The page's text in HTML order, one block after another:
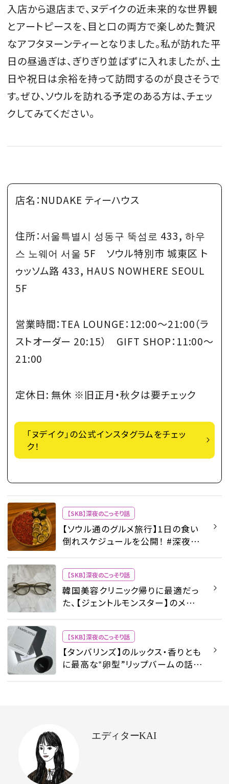
入店から退店まで、ヌデイクの近未来的な世界観
とアートピースを、目と口の両方で楽しめた贅沢
なアフタヌーンティーとなりました。私が訪れた平
日の昼過ぎは、ぎりぎり並ばずに入れましたが、土
日や祝日は余裕を持って訪問するのが良さそうで
す。ぜひ、ソウルを訪れる予定のある方は、チェッ
クしてみてください。
店名：NUDAKE ティーハウス
住所：서울특별시 성동구 뚝섬로 433, 하우
스 노웨어 서울 5F ソウル特別市 城東区 ト
ゥッソム路 433, HAUS NOWHERE SEOUL
5F
営業時間：TEA LOUNGE：12:00～21:00（ラ
ストオーダー 20:15） GIFT SHOP：11:00～
21:00
定休日: 無休 ※旧正月・秋夕は要チェック
「ヌデイク」の公式インスタグラムをチェッ
ク！
【SKB】深夜のこっそり話
【ソウル通のグルメ旅行】1日の食い
倒れスケジュールを公開！ #深夜の
っそり話 - ビューティ | SPUR
【SKB】深夜のこっそり話
韓国美容クリニック帰りに最適だっ
た、【ジェントルモンスター】のメガ
【SKB】深夜のこっそり話 - ビューテ
ィ | SPUR
【SKB】深夜のこっそり話
【タンバリンズ】のルックス・香りとも
に最高な‟卵型”リップバームの話＃
エディターKAI